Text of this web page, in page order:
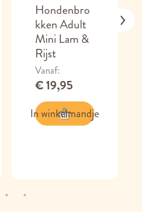
Hondenbro
kken Adult
Mini Lam &
Rijst
Vanaf
€ 19,95
In winkelmandje